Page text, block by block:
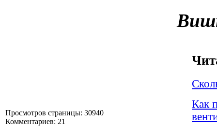
Просмотров страницы: 30940
Комментариев: 21
Как